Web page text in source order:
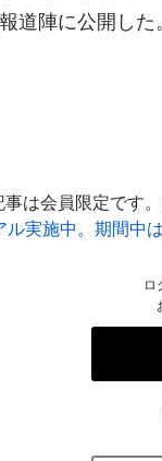
道陣に公開した
事は会員限定です
ル実施中。期間中
ロ